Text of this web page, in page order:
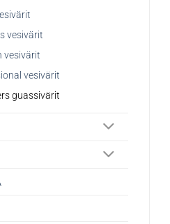
vesivärit
vesivärit
vesivärit
guassivärit